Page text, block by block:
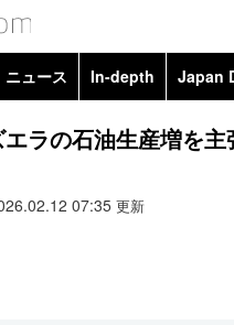
简体
ニュース In-depth Japan
ラの石油生産増を主
07:35 更新